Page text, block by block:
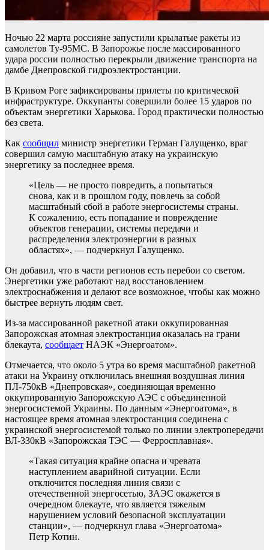
Ночью 22 марта россияне запустили крылатые ракеты из
самолетов Ту-95МС. В Запорожье после массированного
удара россии полностью перекрыли движение транспорта на
дамбе Днепровской гидроэлектростанции.
В Кривом Роге зафиксированы прилеты по критической
инфраструктуре. Оккупанты совершили более 15 ударов по
объектам энергетики Харькова. Город практически полностью
без света.
Как сообщил министр энергетики Герман Галущенко, враг
совершил самую масштабную атаку на украинскую
энергетику за последнее время.
«Цель — не просто повредить, а попытаться
снова, как и в прошлом году, повлечь за собой
масштабный сбой в работе энергосистемы страны.
К сожалению, есть попадание и повреждение
объектов генерации, системы передачи и
распределения электроэнергии в разных
областях», — подчеркнул Галущенко.
Он добавил, что в части регионов есть перебои со светом.
Энергетики уже работают над восстановлением
электроснабжения и делают все возможное, чтобы как можно
быстрее вернуть людям свет.
Из-за массированной ракетной атаки оккупированная
Запорожская атомная электростанция оказалась на грани
блекаута, сообщает НАЭК «Энергоатом».
Отмечается, что около 5 утра во время масштабной ракетной
атаки на Украину отключилась внешняя воздушная линия
ПЛ-750кВ «Днепровская», соединяющая временно
оккупированную Запорожскую АЭС с объединенной
энергосистемой Украины. По данным «Энергоатома», в
настоящее время атомная электростанция соединена с
украинской энергосистемой только по линии электропередачи
ВЛ-330кВ «Запорожская ТЭС — Ферросплавная».
«Такая ситуация крайне опасна и чревата
наступлением аварийной ситуации. Если
отключится последняя линия связи с
отечественной энергосетью, ЗАЭС окажется в
очередном блекауте, что является тяжелым
нарушением условий безопасной эксплуатации
станции», — подчеркнул глава «Энергоатома»
Петр Котин.